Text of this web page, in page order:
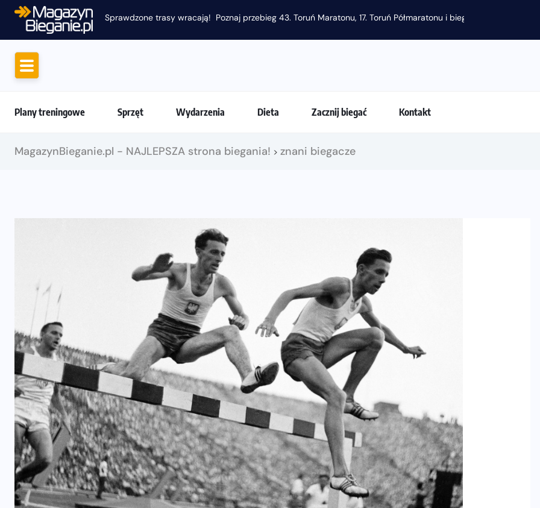
Sprawdzone trasy wracają! Poznaj przebieg 43. Toruń Maratonu, 17. Toruń Półmaratonu i biegu na 5 km
Plany treningowe Sprzęt Wydarzenia Dieta Zacznij biegać Kontakt
MagazynBieganie.pl - NAJLEPSZA strona biegania! > znani biegacze